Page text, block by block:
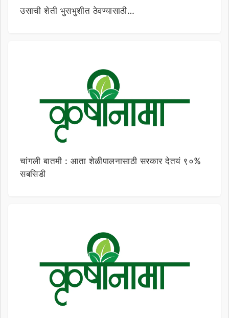
उसाची शेती भुसभुशीत ठेवण्यासाठी…
चांगली बातमी : आता शेळीपालनासाठी सरकार देतयं ९०%
सबसिडी